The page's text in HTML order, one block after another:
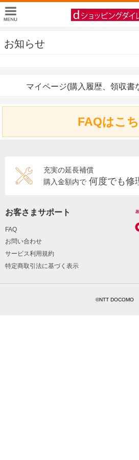
お知らせ
マイページ(購入履歴、領収書
FAQはこ
充実の延長補償
購入金額内で 何度でも修
お客さまサポート
FAQ
お問い合わせ
サービス利用規約
特定商取引法に基づく表示
©NTT DOCOMO